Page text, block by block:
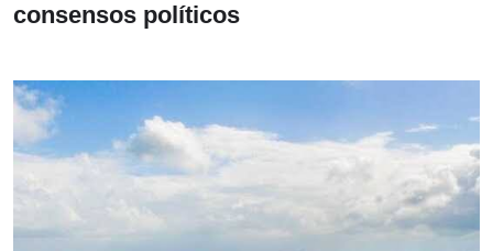
consensos políticos